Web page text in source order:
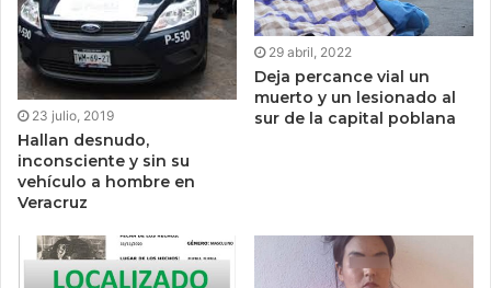
23 julio, 2019
Hallan desnudo,
inconsciente y sin su
vehículo a hombre en
Veracruz
29 abril, 2022
Deja percance vial un
muerto y un lesionado al
sur de la capital poblana